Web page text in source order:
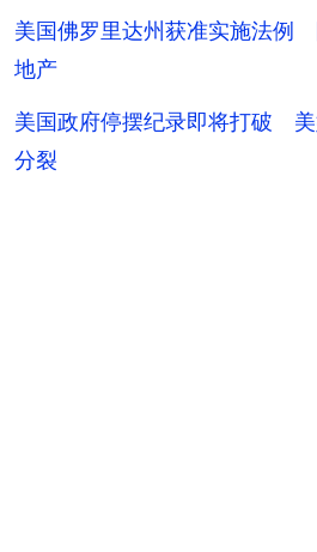
美国佛罗里达州获准实施法例
地产
美国政府停摆纪录即将打破
分裂